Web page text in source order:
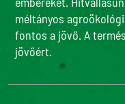
méltányos
fontos a jövő. A
jövőért.